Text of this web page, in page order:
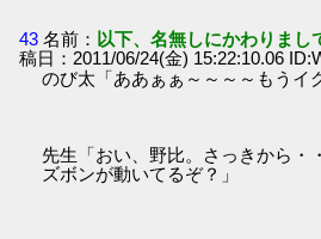
43 名前： 以下、名無しにかわりまし
稿日：2011/06/24(金) 15:22:10.06
のび太「ああぁぁ～～～～もうイ
先生「おい、野比。さっきから・
ズボンが動いてるぞ？」